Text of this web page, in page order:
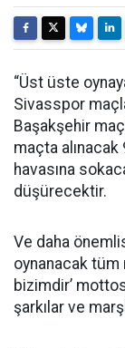
“Üst üste
Sivasspor
Başakşehir
maçta alınacak
havasına
düşürecektir.
Ve daha
oynanacak tüm
bizimdir’
şarkılar ve